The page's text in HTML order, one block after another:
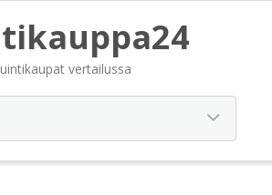
vertailussa